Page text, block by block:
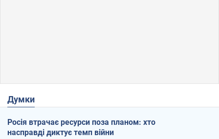
Думки
Росія втрачає ресурси поза планом: хто
насправді диктує темп війни